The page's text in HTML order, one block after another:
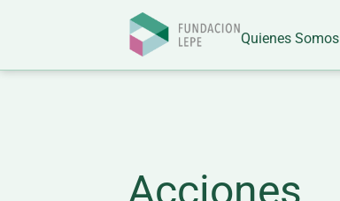
Quienes Somos
Acciones